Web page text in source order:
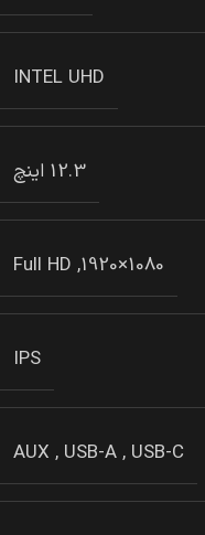
INTEL UHD
12.3 اینچ
1080×1920, Full HD
IPS
AUX , USB-A, USB-C